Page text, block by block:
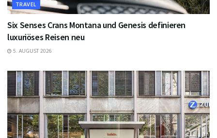
TRAVEL
Six Senses Crans Montana und Genesis definieren
luxuriöses Reisen neu
5. AUGUST 2026